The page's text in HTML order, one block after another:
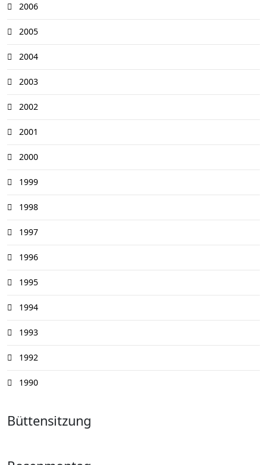
2006
2005
2004
2003
2002
2001
2000
1999
1998
1997
1996
1995
1994
1993
1992
1990
Büttensitzung